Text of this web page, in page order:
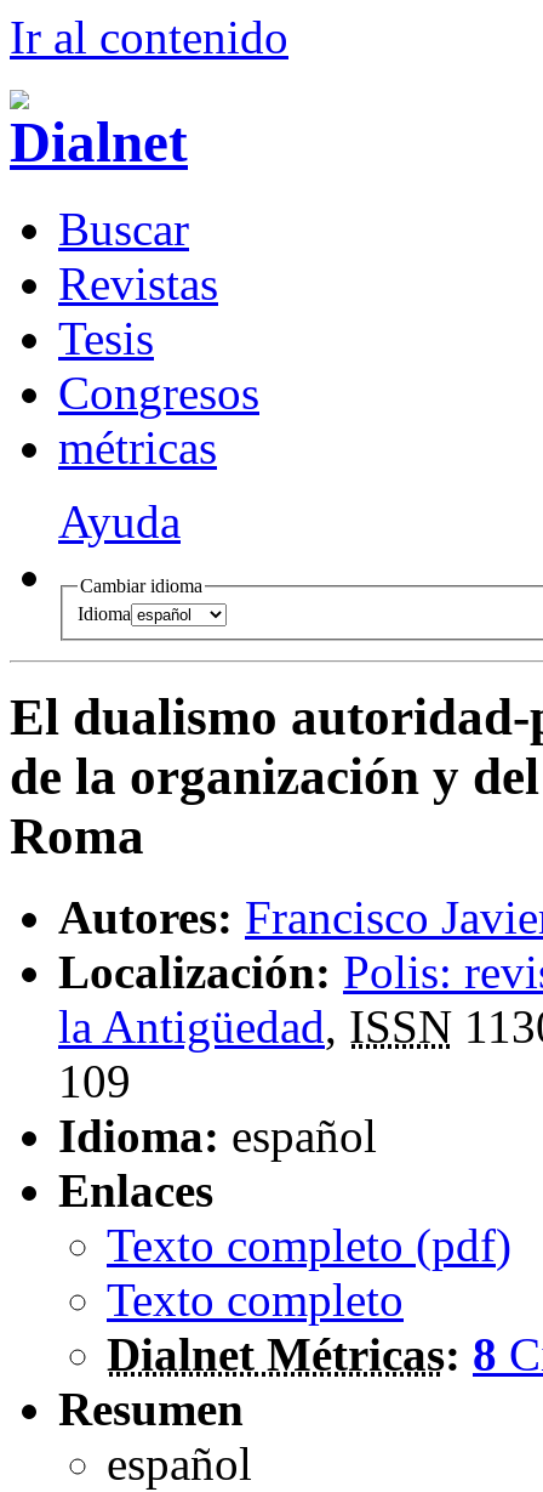
Ir al contenido
Buscar
Revistas
Tesis
Congresos
métricas
Ayuda
Cambiar idioma
Idioma
El dualismo autoridad-
de la organización y
Roma
Autores: Francisco
Localización: Polis:
la Antigüedad, ISSN
109
Idioma: español
Enlaces
Texto completo (pdf)
Texto completo
Dialnet Métricas: 8
Resumen
español